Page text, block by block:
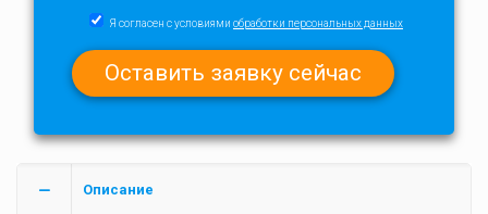
Я согласен с условиями обработки персональных данных
Описание